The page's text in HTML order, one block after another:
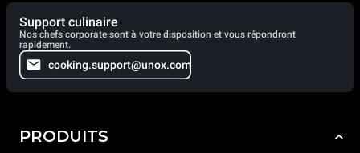
Support culinaire
Nos chefs corporate sont à votre disposition et vous répondront
rapidement.
cooking.support@unox.com
PRODUITS